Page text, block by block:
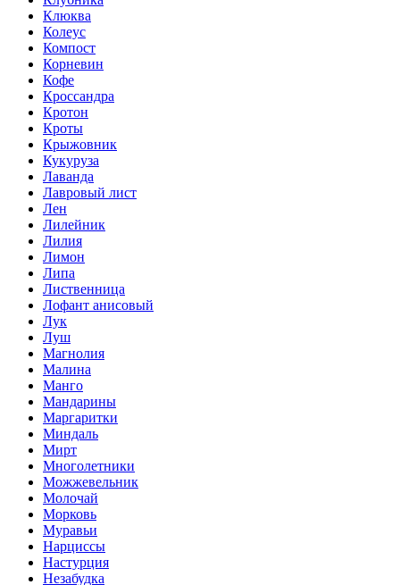
Клюква
Колеус
Компост
Корневин
Кофе
Кроссандра
Кротон
Кроты
Крыжовник
Кукуруза
Лаванда
Лавровый лист
Лен
Лилейник
Лилия
Лимон
Липа
Лиственница
Лофант анисовый
Лук
Луш
Магнолия
Малина
Манго
Мандарины
Маргаритки
Миндаль
Мирт
Многолетники
Можжевельник
Молочай
Морковь
Муравьи
Нарциссы
Настурция
Незабудка